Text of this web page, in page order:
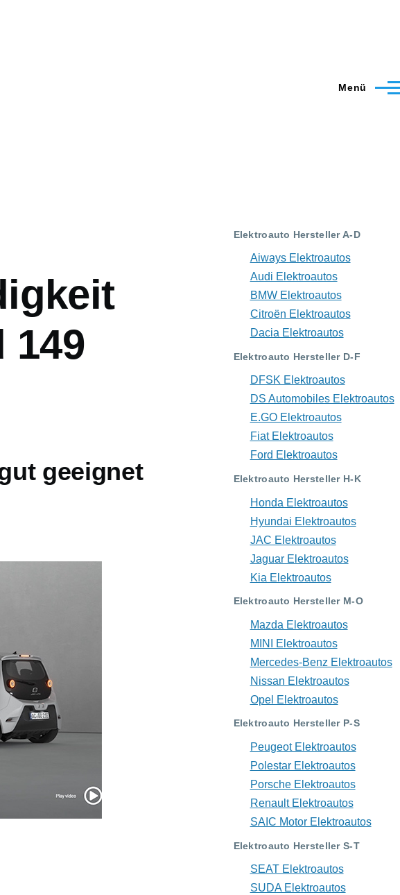
Menü
149
geeignet
Elektroauto Hersteller A-D
Aiways Elektroautos
Audi Elektroautos
BMW Elektroautos
Citroën Elektroautos
Dacia Elektroautos
Elektroauto Hersteller D-F
DFSK Elektroautos
DS Automobiles Elektroautos
E.GO Elektroautos
Fiat Elektroautos
Ford Elektroautos
Elektroauto Hersteller H-K
Honda Elektroautos
Hyundai Elektroautos
JAC Elektroautos
Jaguar Elektroautos
Kia Elektroautos
Elektroauto Hersteller M-O
Mazda Elektroautos
MINI Elektroautos
Mercedes-Benz Elektroautos
Nissan Elektroautos
Opel Elektroautos
Elektroauto Hersteller P-S
Peugeot Elektroautos
Polestar Elektroautos
Porsche Elektroautos
Renault Elektroautos
SAIC Motor Elektroautos
Elektroauto Hersteller S-T
SEAT Elektroautos
SUDA Elektroautos